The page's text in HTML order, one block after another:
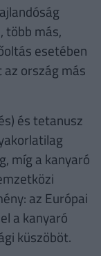
több más,
esetében
ország más
és tetanusz
míg a kanyaró
az Európai
a kanyaró
küszöböt.